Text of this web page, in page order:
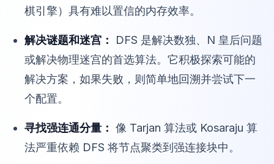
棋引擎）具有难以置信的内存效率。
解决谜题和迷宫：
DFS 是解决数独、N 皇后问题
或解决物理迷宫的首选算法。它积极探索可能的
解决方案，如果失败，则简单地回溯并尝试下一
个配置。
寻找强连通分量： 像 Tarjan 算法或 Kosaraju 算
法严重依赖 DFS 将节点聚类到强连接块中。